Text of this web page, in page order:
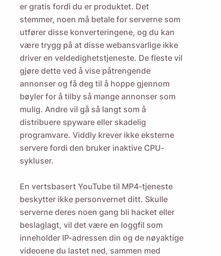
er gratis fordi du er produktet. Det
stemmer, noen må betale for serverne som
utfører disse konverteringene, og du kan
være trygg på at disse webansvarlige ikke
driver en veldedighetstjeneste. De fleste vil
gjøre dette ved å vise påtrengende
annonser og få deg til å hoppe gjennom
bøyler for å tilby så mange annonser som
mulig. Andre vil gå så langt som å
distribuere spyware eller skadelig
programvare. Viddly krever ikke eksterne
servere fordi den bruker inaktive CPU-
sykluser.
En vertsbasert YouTube til MP4-tjeneste
beskytter ikke personvernet ditt. Skulle
serverne deres noen gang bli hacket eller
beslaglagt, vil det være en loggfil som
inneholder IP-adressen din og de nøyaktige
videoene du lastet ned, sammen med